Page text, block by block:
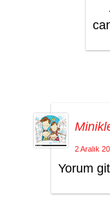
2 Aralık
Yorum